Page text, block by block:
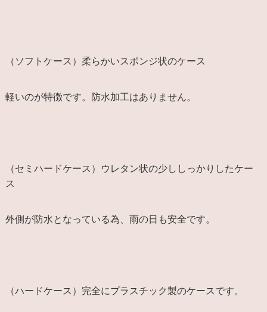
（ソフトケース）柔らかいスポンジ状のケース
軽いのが特徴です。防水加工はありません。
（セミハードケース）ウレタン状の少ししっかりしたケー
ス
外側が防水となっている為、雨の日も安全です。
（ハードケース）完全にプラスチック製のケースです。